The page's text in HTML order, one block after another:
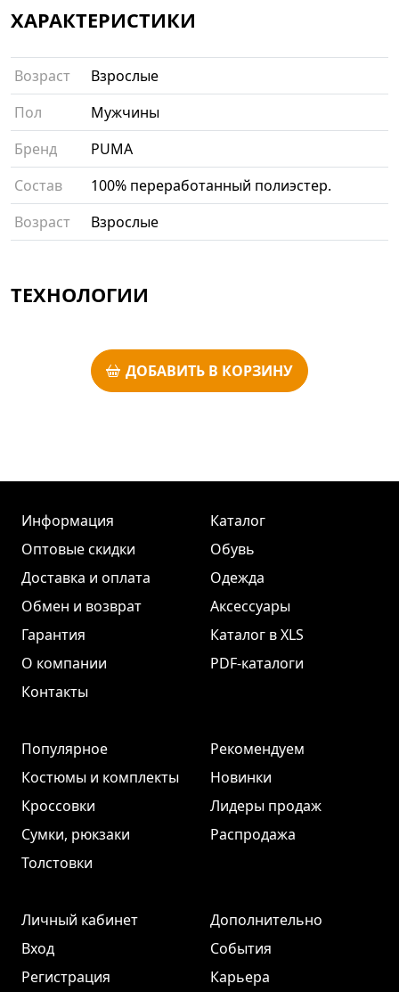
ХАРАКТЕРИСТИКИ
Возраст
Взрослые
Пол
Мужчины
Бренд
PUMA
Состав
100% переработанный полиэстер.
Возраст
Взрослые
ТЕХНОЛОГИИ
ДОБАВИТЬ В КОРЗИНУ
Информация
Оптовые скидки
Доставка и оплата
Обмен и возврат
Гарантия
О компании
Контакты
Каталог
Обувь
Одежда
Аксессуары
Каталог в XLS
PDF-каталоги
Популярное
Костюмы и комплекты
Кроссовки
Сумки, рюкзаки
Толстовки
Рекомендуем
Новинки
Лидеры продаж
Распродажа
Личный кабинет
Вход
Регистрация
Дополнительно
События
Карьера